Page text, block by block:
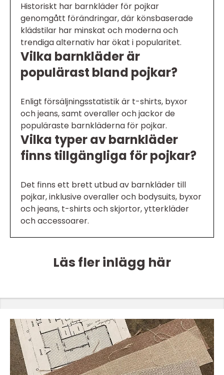
Historiskt har barnkläder för pojkar
genomgått förändringar, där könsbaserade
klädstilar har minskat och moderna och
trendiga alternativ har ökat i popularitet.
Vilka barnkläder är
populärast bland pojkar?
Enligt försäljningsstatistik är t-shirts, byxor
och jeans, samt overaller och jackor de
populäraste barnkläderna för pojkar.
Vilka typer av barnkläder
finns tillgängliga för pojkar?
Det finns ett brett utbud av barnkläder till
pojkar, inklusive overaller och bodysuits, byxor
och jeans, t-shirts och skjortor, ytterkläder
och accessoarer.
Läs fler inlägg här